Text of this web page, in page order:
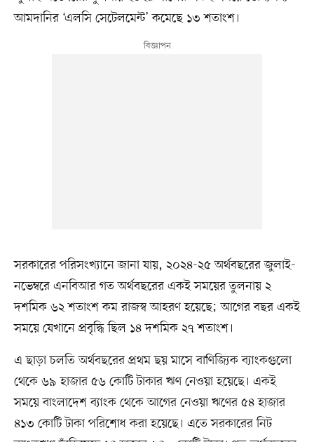
আমদানির ‘এলসি সেটেলমেন্ট’ কমেছে ১৩ শতাংশ।
সরকারের পরিসংখ্যানে জানা যায়, ২০২৪-২৫ অর্থবছরের জুলাই-
নভেম্বরে এনবিআর গত অর্থবছরের একই সময়ের তুলনায় ২
দশমিক ৬২ শতাংশ কম রাজস্ব আহরণ হয়েছে; আগের বছর একই
সময়ে যেখানে প্রবৃদ্ধি ছিল ১৪ দশমিক ২৭ শতাংশ।
এ ছাড়া চলতি অর্থবছরের প্রথম ছয় মাসে বাণিজ্যিক ব্যাংকগুলো
থেকে ৬৯ হাজার ৫৬ কোটি টাকার ঋণ নেওয়া হয়েছে। একই
সময়ে বাংলাদেশ ব্যাংক থেকে আগের নেওয়া ঋণের ৫৪ হাজার
৪১৩ কোটি টাকা পরিশোধ করা হয়েছে। এতে সরকারের নিট